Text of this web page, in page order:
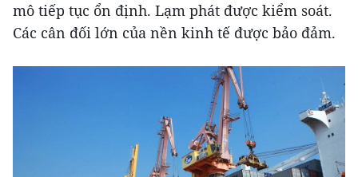
mô tiếp tục ổn định. Lạm phát được kiểm soát.
Các cân đối lớn của nền kinh tế được bảo đảm.